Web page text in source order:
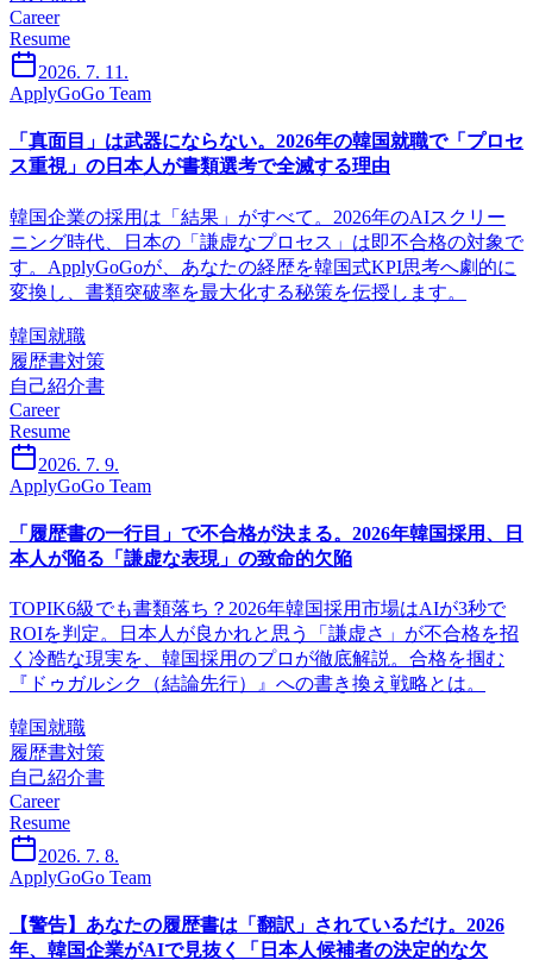
Career
Resume
2026. 7. 11.
ApplyGoGo Team
「真面目」は武器にならない。2026年の韓国就職で「プロセ
ス重視」の日本人が書類選考で全滅する理由
韓国企業の採用は「結果」がすべて。2026年のAIスクリー
ニング時代、日本の「謙虚なプロセス」は即不合格の対象で
す。ApplyGoGoが、あなたの経歴を韓国式KPI思考へ劇的に
変換し、書類突破率を最大化する秘策を伝授します。
韓国就職
履歴書対策
自己紹介書
Career
Resume
2026. 7. 9.
ApplyGoGo Team
「履歴書の一行目」で不合格が決まる。2026年韓国採用、日
本人が陥る「謙虚な表現」の致命的欠陥
TOPIK6級でも書類落ち？2026年韓国採用市場はAIが3秒で
ROIを判定。日本人が良かれと思う「謙虚さ」が不合格を招
く冷酷な現実を、韓国採用のプロが徹底解説。合格を掴む
『ドゥガルシク（結論先行）』への書き換え戦略とは。
韓国就職
履歴書対策
自己紹介書
Career
Resume
2026. 7. 8.
ApplyGoGo Team
【警告】あなたの履歴書は「翻訳」されているだけ。2026
年、韓国企業がAIで見抜く「日本人候補者の決定的な欠